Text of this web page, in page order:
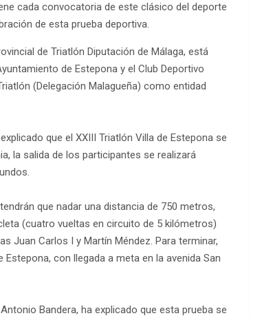
cada convocatoria de este clásico del deporte
de esta prueba deportiva.
de Triatlón Diputación de Málaga, está
de Estepona y el Club Deportivo
(Delegación Malagueña) como entidad
que el XXIII Triatlón Villa de Estepona se
la salida de los participantes se realizará
que nadar una distancia de 750 metros,
(cuatro vueltas en circuito de 5 kilómetros)
Juan Carlos I y Martín Méndez. Para terminar,
con llegada a meta en la avenida San
Bandera, ha explicado que esta prueba se